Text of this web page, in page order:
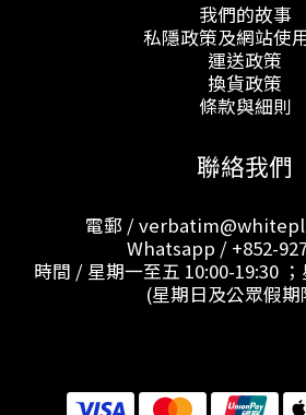
我們的故事
私隱政策及網站使
運送政策
換貨政策
條款與細則
聯絡我們
電郵 /
Whatsapp / +852-
時間 / 星期一至五 10:00-19:30
(星期日及公眾假期